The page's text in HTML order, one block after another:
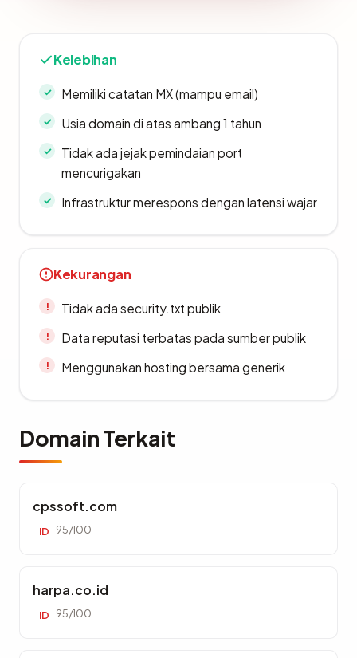
Kelebihan
Memiliki catatan MX (mampu email)
Usia domain di atas ambang 1 tahun
Tidak ada jejak pemindaian port
mencurigakan
Infrastruktur merespons dengan latensi wajar
Kekurangan
Tidak ada security.txt publik
Data reputasi terbatas pada sumber publik
Menggunakan hosting bersama generik
Domain Terkait
cpssoft.com
ID 95/100
harpa.co.id
ID 95/100